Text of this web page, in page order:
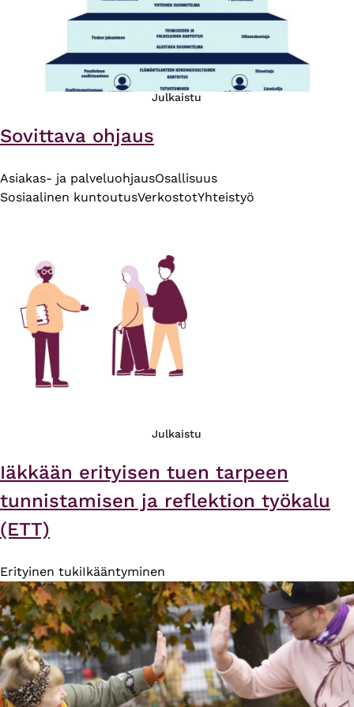
Julkaistu
Sovittava ohjaus
Asiakas- ja palveluohjausOsallisuus
Sosiaalinen kuntoutusVerkostotYhteistyö
Julkaistu
Iäkkään erityisen tuen tarpeen
tunnistamisen ja reflektion työkalu
(ETT)
Erityinen tukiIkääntyminen